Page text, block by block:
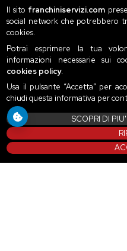
Il sito franchiniservizi.com
social network che potrebbero
cookies.
Potrai esprimere la tua
informazioni necessarie sui
cookies policy.
Usa il pulsante “Accetta” per
chiudi questa informativa per
SCOPRI DI